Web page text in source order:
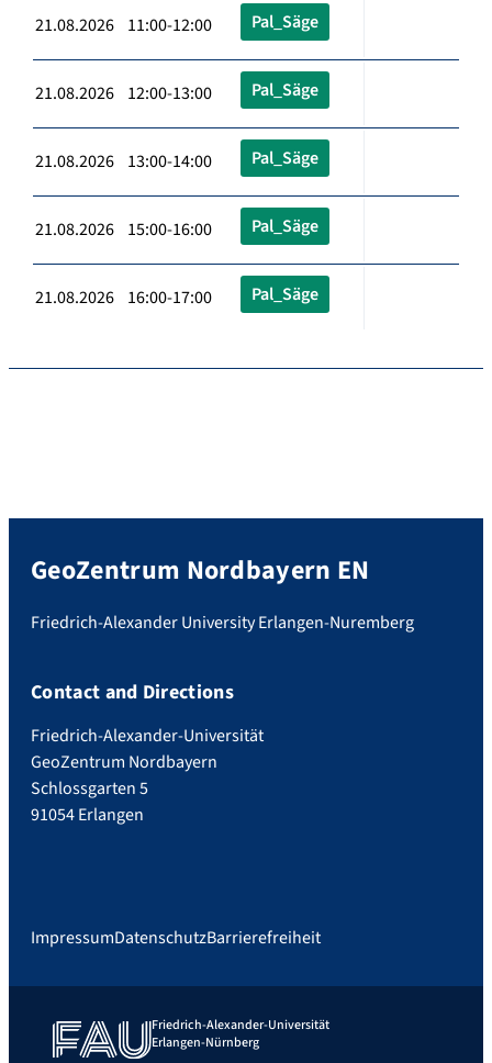
21.08.2026 11:00-12:00 Pal_Säge
21.08.2026 12:00-13:00 Pal_Säge
21.08.2026 13:00-14:00 Pal_Säge
21.08.2026 15:00-16:00 Pal_Säge
21.08.2026 16:00-17:00 Pal_Säge
GeoZentrum Nordbayern EN
Friedrich-Alexander University Erlangen-Nuremberg
Contact and Directions
Friedrich-Alexander-Universität
GeoZentrum Nordbayern
Schlossgarten 5
91054 Erlangen
ImpressumDatenschutzBarrierefreiheit
Friedrich-Alexander-Universität
Erlangen-Nürnberg